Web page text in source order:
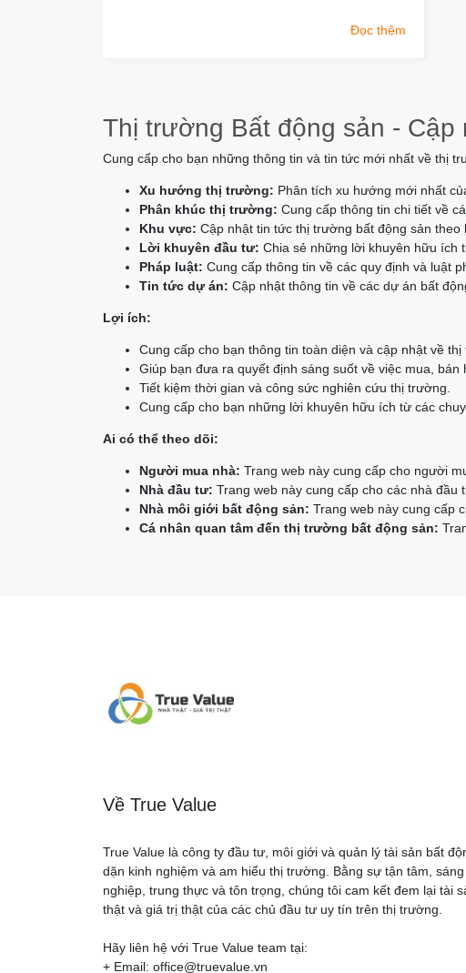
Đọc thêm
Thị trường Bất động sản - Cập
Cung cấp cho bạn những thông tin và tin tức mới nhất về thị
Xu hướng thị trường: Phân tích xu hướng mới nhất
Phân khúc thị trường: Cung cấp thông tin chi tiết về
Khu vực: Cập nhật tin tức thị trường bất động sản
Lời khuyên đầu tư: Chia sẻ những lời khuyên hữu ích
Pháp luật: Cung cấp thông tin về các quy định và luật
Tin tức dự án: Cập nhật thông tin về các dự án bất
Lợi ích:
Cung cấp cho bạn thông tin toàn diện và cập nhật về
Giúp bạn đưa ra quyết định sáng suốt về việc mua, bán
Tiết kiệm thời gian và công sức nghiên cứu thị trường.
Cung cấp cho bạn những lời khuyên hữu ích từ các
Ai có thể theo dõi:
Người mua nhà: Trang web này cung cấp cho người
Nhà đầu tư: Trang web này cung cấp cho các nhà
Nhà môi giới bất động sản: Trang web này cung cấp
Cá nhân quan tâm đến thị trường bất động sản:
Về True Value
True Value là công ty đầu tư, môi giới và quản lý tài sản bất
dặn kinh nghiệm và am hiểu thị trường. Bằng sự tận tâm,
nghiệp, trung thực và tôn trọng, chúng tôi cam kết đem lại tài
thật và giá trị thật của các chủ đầu tư uy tín trên thị trường.
Hãy liên hệ với True Value team tại:
+ Email: office@truevalue.vn